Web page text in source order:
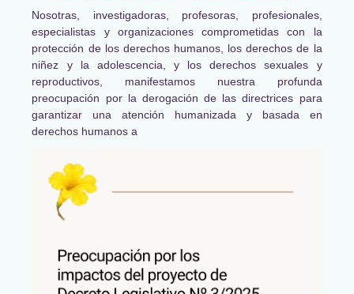
Nosotras, investigadoras, profesoras, profesionales,
especialistas y organizaciones comprometidas con la
protección de los derechos humanos, los derechos de la
niñez y la adolescencia, y los derechos sexuales y
reproductivos, manifestamos nuestra profunda
preocupación por la derogación de las directrices para
garantizar una atención humanizada y basada en
derechos humanos a